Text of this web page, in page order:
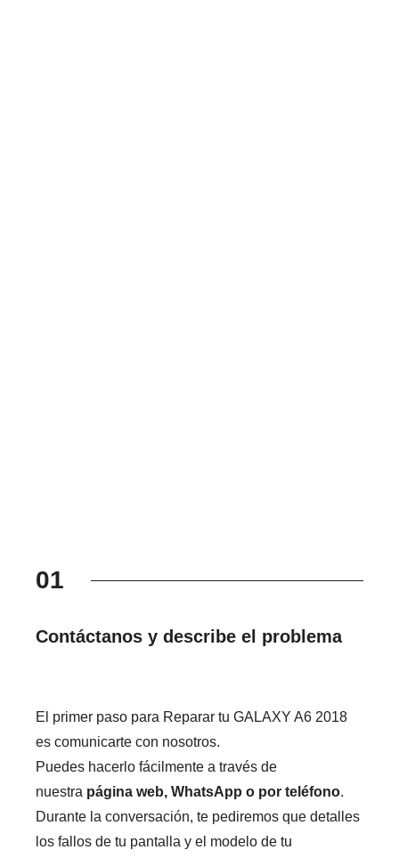
01
Contáctanos y describe el problema
El primer paso para Reparar tu GALAXY A6 2018
es comunicarte con nosotros.
Puedes hacerlo fácilmente a través de
nuestra página web, WhatsApp o por teléfono.
Durante la conversación, te pediremos que detalles
los fallos de tu pantalla y el modelo de tu